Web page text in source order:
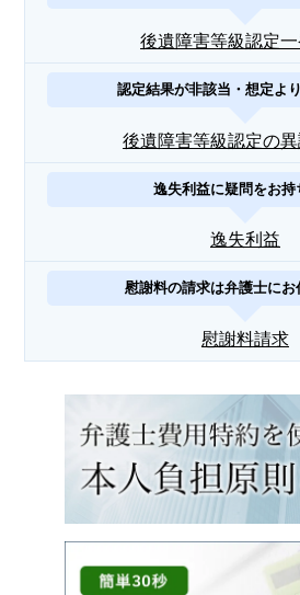
後遺障害等級認定
認定結果が非該当・想定よ
後遺障害等級認定の
逸失利益に疑問をお持
逸失利益
慰謝料の請求は弁護士にお
慰謝料請求